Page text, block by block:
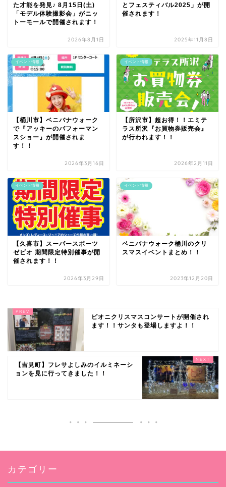
た才能を発見♪ 8月15日(土)
「モデル体験撮影会」がニッ
トーモールで開催されます！
2026年8月1日
とフェスティバル2025」が開
催されます！
2025年11月8日
イベント情報
【桶川市】ベニバナウォーク
で『アッキーのパフォーマン
スショー』が開催されま
す！！
2026年3月16日
イベント情報
【所沢市】超お得！！エミテ
ラス所沢『お買物券販売会』
が行われます！！
2026年2月11日
イベント情報
【久喜市】スーパースポーツ
ゼビオ 期間限定特別催事が開
催されます！！
2026年3月29日
イベント情報
ベニバナウォーク桶川のクリ
スマスイベントまとめ！！
2023年12月20日
ピオニクリスマスコンサートが開催され
ます！！サンタも登場しますよ！！
【吉見町】フレサよしみのイルミネーシ
ョンを見に行ってきました！！
カテゴリー